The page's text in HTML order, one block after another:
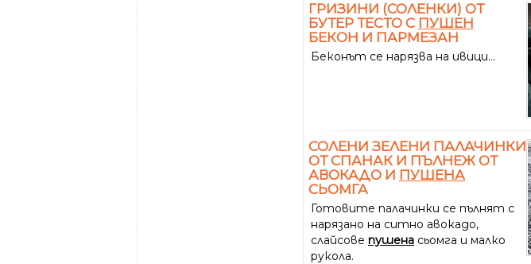
ГРИЗИНИ (СОЛЕНКИ) ОТ
БУТЕР ТЕСТО С ПУШЕН
БЕКОН И ПАРМЕЗАН
Беконът се нарязва на ивици...
СОЛЕНИ ЗЕЛЕНИ ПАЛАЧИНКИ
ОТ СПАНАК И ПЪЛНЕЖ ОТ
АВОКАДО И ПУШЕНА
СЬОМГА
Готовите палачинки се пълнят с
нарязано на ситно авокадо,
слайсове пушена сьомга и малко
рукола.